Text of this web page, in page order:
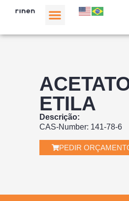
ETILA
Descrição:
CAS-Number: 141-78-6
PEDIR